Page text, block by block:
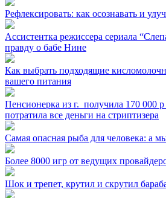
Рефлексировать: как осознавать и
Ассистентка режиссера сериала
правду о бабе Нине
Как выбрать подходящие
вашего питания
Пенсионерка из г. ⁣ получила 170 000 р
потратила все деньги на стриптизера
Самая опасная рыба для человека: а
Более 8000 игр от ведущих
Шок и трепет, крутил и скрутил